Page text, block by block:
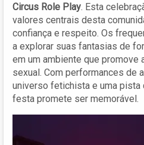
Circus Role Play. Esta
valores centrais desta
confiança e respeito. Os
a explorar suas fantasias de
em um ambiente que promove
sexual. Com performances de
universo fetichista e uma pista
festa promete ser memorável.